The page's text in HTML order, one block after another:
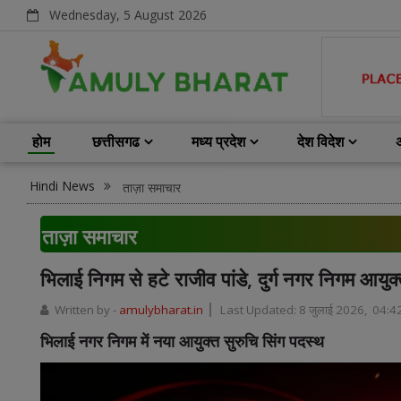
Wednesday, 5 August 2026
होम छत्तीसगढ मध्य प्रदेश देश विदेश
Hindi News ताज़ा समाचार
ताज़ा समाचार
भिलाई निगम से हटे राजीव पांडे, दुर्ग नगर निगम
Written by - amulybharat.in Last Updated: 8 जुलाई 2026,
भिलाई नगर निगम में नया आयुक्त सुरुचि सिंग पदस्थ